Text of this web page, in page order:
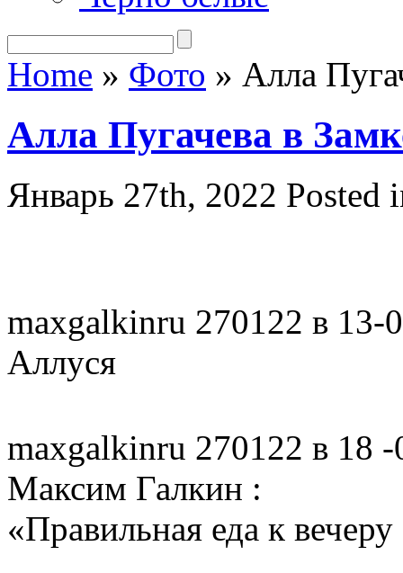
Home » Фото » Алла
Алла Пугачева в
Январь 27th, 2022 Posted
maxgalkinru 270122 в 13-
Аллуся
maxgalkinru 270122 в 18 -
Максим Галкин :
«Правильная еда к